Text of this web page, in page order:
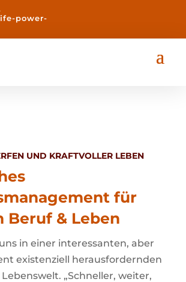
power-
UND KRAFTVOLLER LEBEN
für
Beruf & Leben
in einer interessanten, aber
existenziell herausfordernden
„Schneller, weiter,